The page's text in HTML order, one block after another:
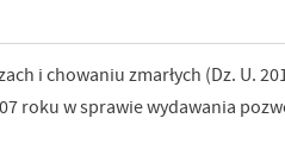
i chowaniu zmarłych (Dz. U.
roku w sprawie wydawania